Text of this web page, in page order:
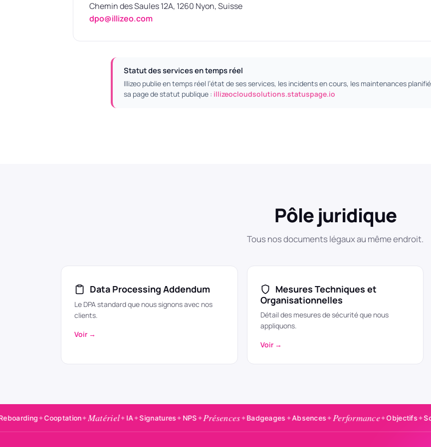
Chemin des Saules 12A, 1260 Nyon, Suisse
dpo@illizeo.com
Statut des services en temps réel
Illizeo publie en temps réel l’état de ses services, les incidents en cours, les maintenances
sa page de statut publique : illizeocloudsolutions.statuspage.io
Pôle juridique
Tous nos documents légaux au même endroit.
Data Processing Addendum
Le DPA standard que nous signons avec nos
clients.
Voir →
Mesures Techniques et
Organisationnelles
Détail des mesures de sécurité que nous
appliquons.
Voir →
Cooptation✦Matériel✦IA✦Signatures✦NPS✦Présences✦Badgeages✦Absences✦Performance✦Objectifs✦Sondages✦